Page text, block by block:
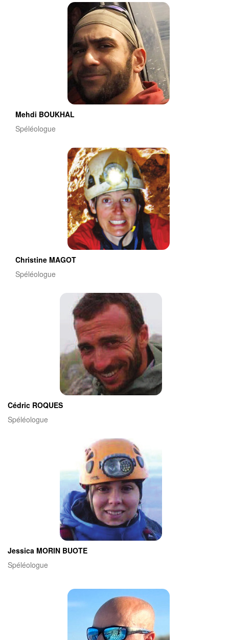
Mehdi BOUKHAL
Spéléologue
Christine MAGOT
Spéléologue
Cédric ROQUES
Spéléologue
Jessica MORIN BUOTE
Spéléologue